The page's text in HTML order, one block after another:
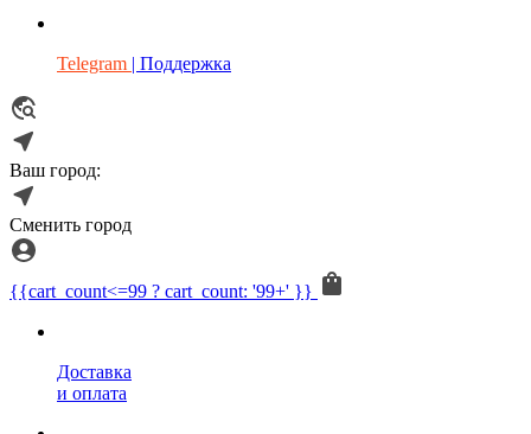
Telegram | Поддержка
Ваш город:
Сменить город
{{cart_count<=99 ? cart_count: '99+' }}
Доставка
и оплата